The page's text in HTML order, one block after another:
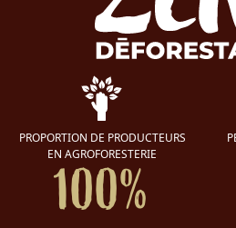
PROPORTION DE PRODUCTEURS
EN AGROFORESTERIE
100%